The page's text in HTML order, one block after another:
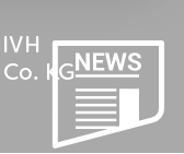
KG